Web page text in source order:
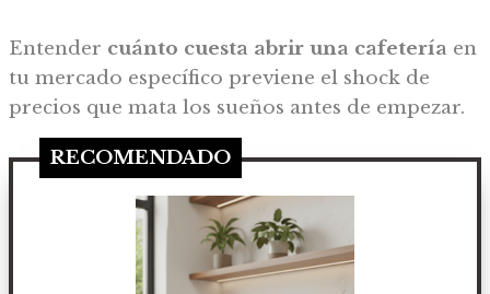
Entender cuánto cuesta abrir una cafetería en
tu mercado específico previene el shock de
precios que mata los sueños antes de empezar.
RECOMENDADO